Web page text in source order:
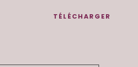
TÉLÉCHARGER